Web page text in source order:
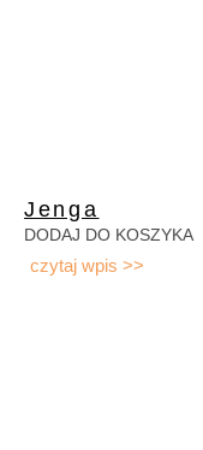
Jenga
DODAJ DO KOSZYKA
czytaj wpis >>